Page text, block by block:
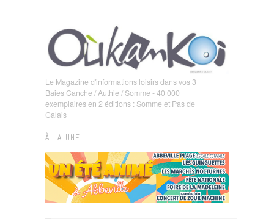
Le Magazine d'informations loisirs dans vos 3
Baies Canche / Authie / Somme - 40 000
exemplaires en 2 éditions : Somme et Pas de
Calais
À LA UNE